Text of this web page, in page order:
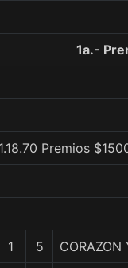
1a.-
Premios
1 5 CORAZON